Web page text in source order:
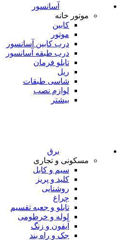
آسانسور
موتور خانه
کابین
موتور
درب کابین آسانسور
درب طبقه آسانسور
تابلو فرمان
ریل
شاسی طبقات
لوازم نصب
بیشتر
برق
مسکونی و تجاری
سیم و کابل
کلید و پریز
روشنایی
چراغ
تابلو و جعبه تقسیم
لوله و خرطومی
آیفون و زنگ
جک و راه بند